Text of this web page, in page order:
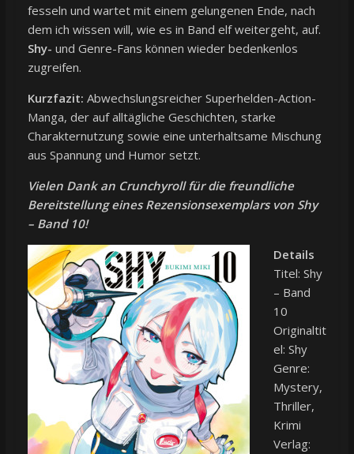
fesseln und wartet mit einem gelungenen Ende, nach
dem ich wissen will, wie es in Band elf weitergeht, auf.
Shy- und Genre-Fans können wieder bedenkenlos
zugreifen.
Kurzfazit: Abwechslungsreicher Superhelden-Action-
Manga, der auf alltägliche Geschichten, starke
Charakternutzung sowie eine unterhaltsame Mischung
aus Spannung und Humor setzt.
Vielen Dank an Crunchyroll für die freundliche
Bereitstellung eines Rezensionsexemplars von Shy
– Band 10!
Details
Titel: Shy
– Band
10
Originaltit
el: Shy
Genre:
Mystery,
Thriller,
Krimi
Verlag: